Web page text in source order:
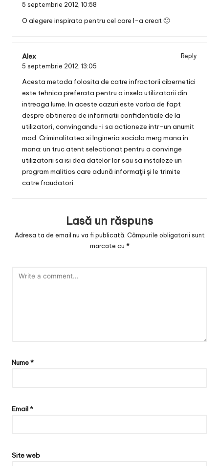
5 septembrie 2012, 10:58
O alegere inspirata pentru cel care l-a creat 🙂
Alex
Reply
5 septembrie 2012, 13:05
Acesta metoda folosita de catre infractorii cibernetici
este tehnica preferata pentru a insela utilizatorii din
intreaga lume. In aceste cazuri este vorba de fapt
despre obtinerea de informatii confidentiale de la
utilizatori, convingandu-i sa actioneze intr-un anumit
mod. Criminalitatea si Ingineria sociala merg mana in
mana: un truc atent selectionat pentru a convinge
utilizatorii sa isi dea datelor lor sau sa instaleze un
program malitios care adună informaţii şi le trimite
catre fraudatori.
Lasă un răspuns
Adresa ta de email nu va fi publicată. Câmpurile obligatorii sunt
marcate cu *
Nume*
Email*
Site web